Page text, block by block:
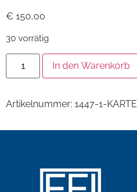
€ 150,00
30 vorrätig
In den Warenkorb
Artikelnummer: 1447-1-KARTE